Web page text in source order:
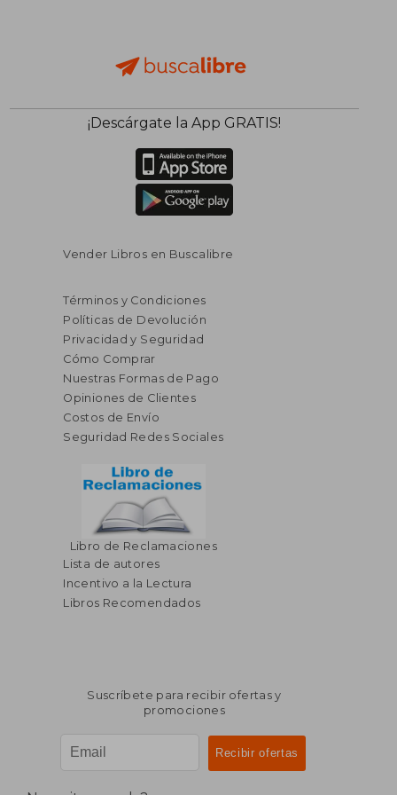
$ 21.44
¡Descárgate la App GRATIS!
Vender Libros en Buscalibre
Términos y Condiciones
Políticas de Devolución
Privacidad y Seguridad
Cómo Comprar
Nuestras Formas de Pago
Opiniones de Clientes
Costos de Envío
Seguridad Redes Sociales
Libro de Reclamaciones
Lista de autores
Incentivo a la Lectura
Libros Recomendados
Suscríbete para recibir ofertas y
promociones